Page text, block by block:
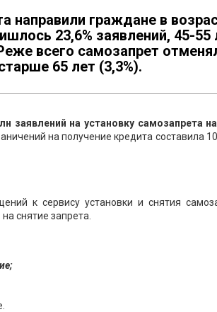
направили граждане в
23,6% заявлений, 45-55
всего самозапрет
65 лет (3,3%).
заявлений наустановку самозапрета
на получение кредита составила
к сервису установки и снятия
снятие запрета.